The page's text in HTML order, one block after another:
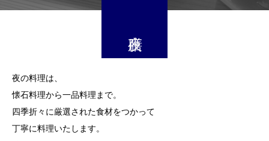
夜の料理は、
懐石料理から一品料理まで。
四季折々に厳選された食材をつかって
丁寧に料理いたします。